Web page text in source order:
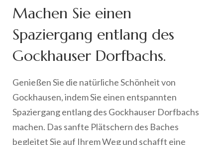
Machen Sie einen
Spaziergang entlang des
Gockhauser Dorfbachs.
Genießen Sie die natürliche Schönheit von
Gockhausen, indem Sie einen entspannten
Spaziergang entlang des Gockhauser Dorfbachs
machen. Das sanfte Plätschern des Baches
begleitet Sie auf Ihrem Weg und schafft eine